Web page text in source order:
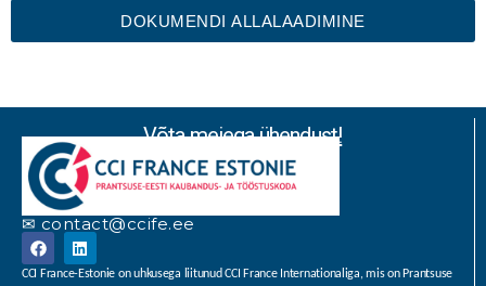
DOKUMENDI ALLALAADIMINE
Võta meiega ühendust!
✉ contact@ccife.ee
CCI France-Estonie on uhkusega liitunud CCI France Internationaliga, mis on Prantsuse